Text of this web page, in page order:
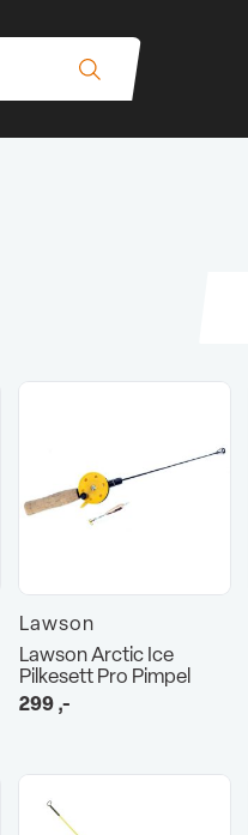
Lawson
Lawson Arctic Ice
Pilkesett Pro Pimpel
299,-